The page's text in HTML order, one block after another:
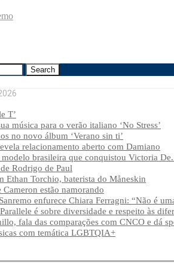
Search
T’
música para o verão italiano ‘No Stress’
no novo álbum ‘Verano sin ti’
relacionamento aberto com Damiano
modelo brasileira que conquistou Victoria
Rodrigo de Paul
Ethan Torchio, baterista do Måneskin
estão namorando
enfurece Chiara Ferragni: “Não é
é sobre diversidade e respeito às
fala das comparações com CNCO e dá
com temática LGBTQIA+